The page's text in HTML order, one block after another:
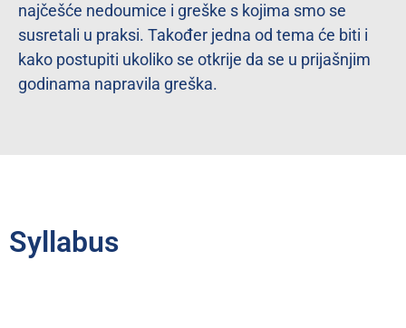
najčešće nedoumice i greške s kojima smo se
susretali u praksi. Također jedna od tema će biti i
kako postupiti ukoliko se otkrije da se u prijašnjim
godinama napravila greška.
Syllabus